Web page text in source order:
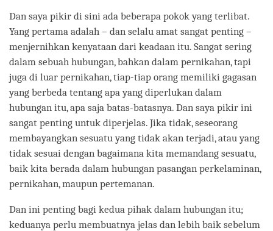
Dan saya pikir di sini ada beberapa pokok yang terlibat.
Yang pertama adalah – dan selalu amat sangat penting –
menjernihkan kenyataan dari keadaan itu. Sangat sering
dalam sebuah hubungan, bahkan dalam pernikahan, tapi
juga di luar pernikahan, tiap-tiap orang memiliki gagasan
yang berbeda tentang apa yang diperlukan dalam
hubungan itu, apa saja batas-batasnya. Dan saya pikir ini
sangat penting untuk diperjelas. Jika tidak, seseorang
membayangkan sesuatu yang tidak akan terjadi, atau yang
tidak sesuai dengan bagaimana kita memandang sesuatu,
baik kita berada dalam hubungan pasangan perkelaminan,
pernikahan, maupun pertemanan.
Dan ini penting bagi kedua pihak dalam hubungan itu;
keduanya perlu membuatnya jelas dan lebih baik sebelum